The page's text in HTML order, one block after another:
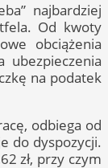
najbardziej
Od kwoty
obciążenia
ubezpieczenia
na podatek
odbiega od
do dyspozycji.
zł, przy czym